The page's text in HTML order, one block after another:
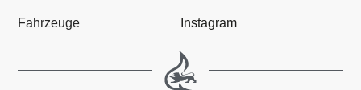
Fahrzeuge Instagram